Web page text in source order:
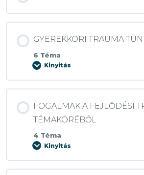
GYEREKKORI TRAUMA
6 Téma
Kinyitás
GYEREKKORI
TÜNETEK
FOGALMAK A FEJLŐDÉSI
TÉMAKÖRÉBŐL
4 Téma
Kinyitás
FOGALMAK
FEJLŐDÉSI
TRAUMA